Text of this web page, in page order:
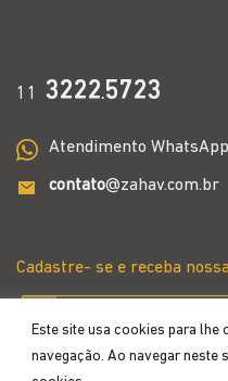
Este site usa cookies para
navegação. Ao navegar neste
11 3222.5723
Atendimento WhatsApp
contato@zahav.com.br
Cadastre- se e receba